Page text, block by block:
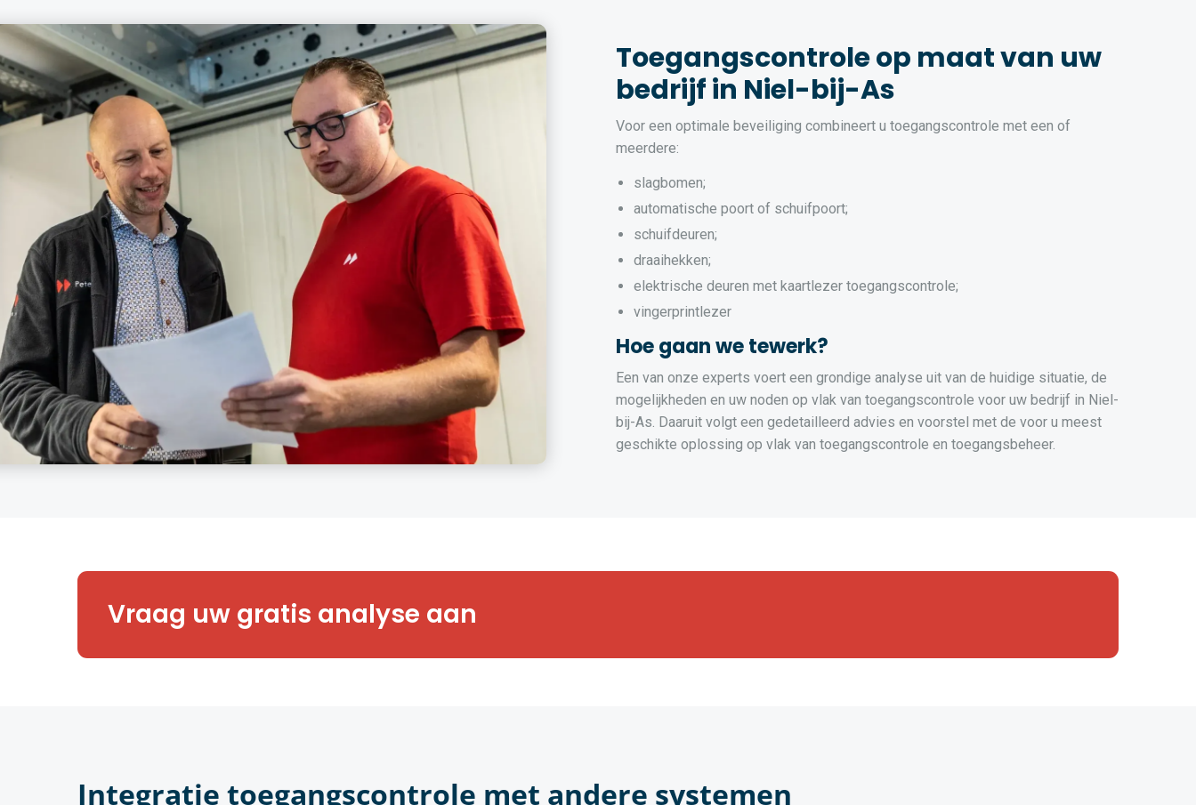
Toegangscontrole op maat van uw
bedrijf in Niel-bij-As
Voor een optimale beveiliging combineert u toegangscontrole met een of
meerdere:
slagbomen;
automatische poort of schuifpoort;
schuifdeuren;
draaihekken;
elektrische deuren met kaartlezer toegangscontrole;
vingerprintlezer
Hoe gaan we tewerk?
Een van onze experts voert een grondige analyse uit van de huidige situatie, de
mogelijkheden en uw noden op vlak van toegangscontrole voor uw bedrijf in Niel-
bij-As. Daaruit volgt een gedetailleerd advies en voorstel met de voor u meest
geschikte oplossing op vlak van toegangscontrole en toegangsbeheer.
graag een vrijblijvende toegangsanalyse op maat
van uw onderneming.
Vraag uw gratis analyse aan
Integratie toegangscontrole met andere systemen